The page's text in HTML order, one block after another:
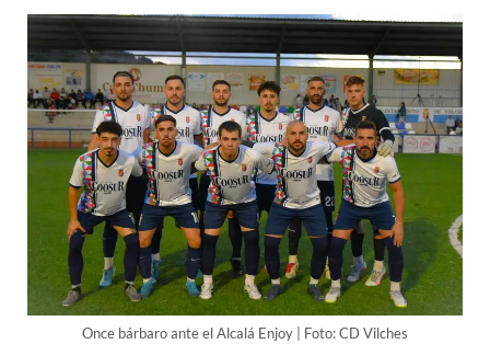
Once bárbaro ante el Alcalá Enjoy | Foto: CD Vilches